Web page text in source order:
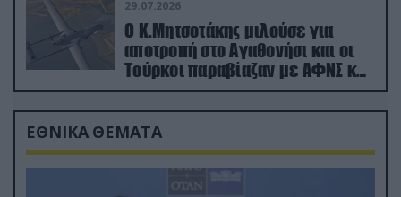
29.07.2026
Ο Κ.Μητσοτάκης μιλούσε για
αποτροπή στο Αγαθονήσι και οι
Τούρκοι παραβίαζαν με ΑΦΝΣ και
drone
ΕΘΝΙΚΑ ΘΕΜΑΤΑ